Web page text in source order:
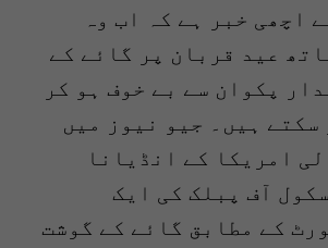
اچھی خبر ہے کہ اب وہ
عید قربان پر گائے کے
پکوان سے بے خوف ہو کر
سکتے ہیں۔ جیو نیوز میں
امریکا کے انڈیانا
آف پبلک کی ایک
کے مطابق گائے کے گوشت